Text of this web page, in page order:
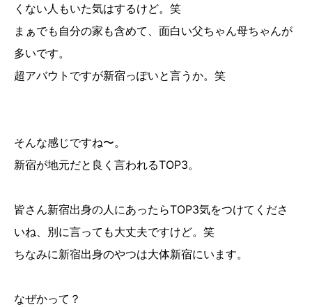
くない人もいた気はするけど。笑
まぁでも自分の家も含めて、面白い父ちゃん母ちゃんが
多いです。
超アバウトですが新宿っぽいと言うか。笑
そんな感じですね〜。
新宿が地元だと良く言われるTOP3。
皆さん新宿出身の人にあったらTOP3気をつけてくださ
いね、別に言っても大丈夫ですけど。笑
ちなみに新宿出身のやつは大体新宿にいます。
なぜかって？